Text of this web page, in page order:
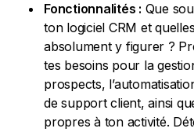
Fonctionnalités : Que
ton logiciel CRM et
absolument y figurer ?
tes besoins pour la
prospects,
de support client, ainsi
propres à ton activité.